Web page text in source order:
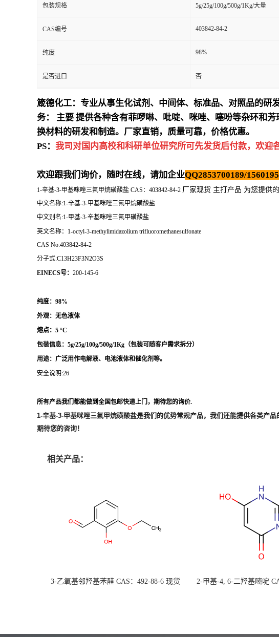
包装规格 5g/25g/100g/500g/1Kg/大量
CAS编号 403842-84-2
纯度 98%
是否进口 否
箴德化工：专业从事生化试剂、中间体、标准品、对照品的
务：
主要 提供各种含有菲啰啉、吡啶、咪唑、噻吩等杂环和
换材料的研发和制造。厂家直销，质量可靠，价格优惠。
PS： 我司对国内高校和科研单位研究所可先发货后付款，欢迎
欢迎跟我们询价，随时在线，请加企业QQ2853700189/
1-辛基-3-甲基咪唑三氟甲烷磺酸盐 CAS：403842-84-2 厂家现货 主打产品 为您提供
中文名称:1-辛基-3-甲基咪唑三氟甲烷磺酸盐
中文别名:1-甲基-3-辛基咪唑三氟甲磺酸盐
英文名称：1-octyl-3-methylimidazolium trifluoromethanesulfonate
CAS No:403842-84-2
分子式:C13H23F3N2O3S
EINECS号： 200-145-6
纯度：98%
外观：无色液体
熔点： 5 °C
包装信息：5g/25g/100g/500g/1Kg（包装可随客户需求拆分）
用途： 广泛用作电解液、电池液体和催化剂等。
安全说明:26
所有产品我们都能做到全国包邮快递上门，期待您的询价.
1-辛基-3-甲基咪唑三氟甲烷磺酸盐是我们的优势常规产品，我们还能提供各类产品
期待您的咨询！
相关产品：
3-乙氧基邻羟基苯醛 CAS：492-88-6 现货
2-甲基-4, 6-二羟基嘧啶